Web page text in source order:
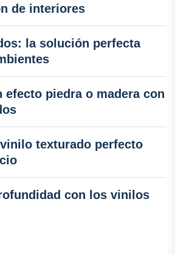
de interiores
la solución perfecta
efecto piedra o madera con
texturado perfecto
con los vinilos